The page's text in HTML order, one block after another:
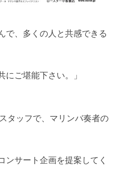
で、多くの人と共感できる
ご堪能下さい。」
タッフで、マリンバ奏者の
ンサート企画を提案してく